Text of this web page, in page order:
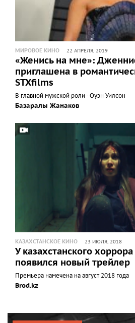
МИРОВОЕ КИНО 22 АПРЕЛЯ, 2019
«Женись на мне»:
приглашена в
STXfilms
В главной мужской роли - Оуэн Уилсон
Базаралы Жанаков
КАЗАХСТАНСКОЕ КИНО 23 ИЮЛЯ, 2018
У казахстанского
появился новый трейлер
Премьера намечена на август 2018 года
Brod.kz